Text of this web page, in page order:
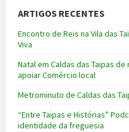
ARTIGOS RECENTES
Encontro de Reis na Vila das
Viva
Natal em Caldas das Taipas
apoiar Comércio local
Metrominuto de Caldas das
“Entre Taipas e Histórias”
identidade da freguesia